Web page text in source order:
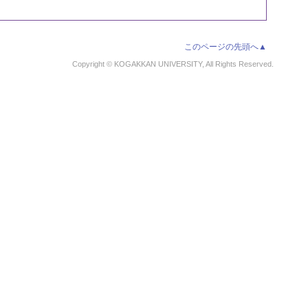
このページの先頭へ▲
Copyright © KOGAKKAN UNIVERSITY, All Rights Reserved.